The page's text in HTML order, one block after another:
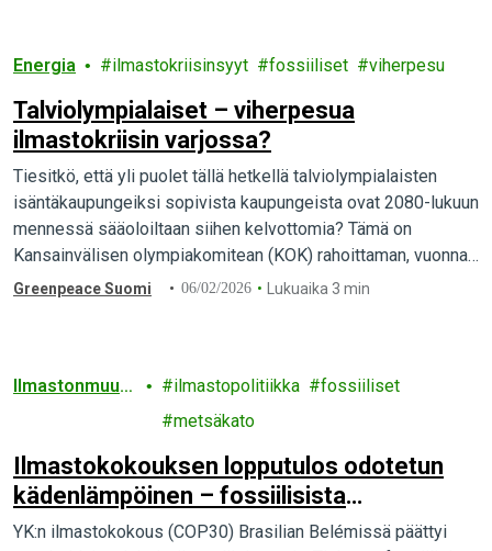
Energia ilmastokriisinsyyt fossiiliset viherpesu
Talviolympialaiset – viherpesua
ilmastokriisin varjossa?
Tiesitkö, että yli puolet tällä hetkellä talviolympialaisten
isäntäkaupungeiksi sopivista kaupungeista ovat 2080-lukuun
mennessä sääoloiltaan siihen kelvottomia? Tämä on
Kansainvälisen olympiakomitean (KOK) rahoittaman, vuonna
2024 valmistuneen tieteellisen arvion lopputulos. Tulos
Greenpeace Suomi 06/02/2026 Lukuaika 3 min
Ilmastonmuut
ilmastopolitiikka
fossiiliset
metsäkato
Ilmastokokouksen lopputulos odotetun
kädenlämpöinen – fossiilisista
irtautumista ajavien maiden rintama
YK:n ilmastokokous (COP30) Brasilian Belémissä päättyi